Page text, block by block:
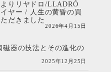
りリヤドロ/LLADRÓ
イヤー / 人生の黄昏の買
だきました
2026年4月15日
磁器の技法とその進化の
2025年12月25日